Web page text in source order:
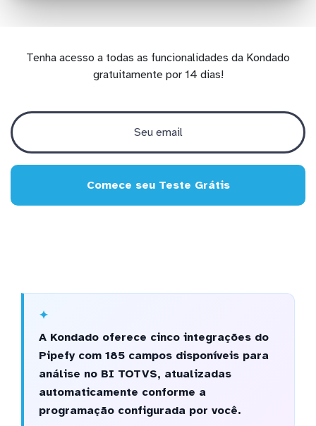
Tenha acesso a todas as funcionalidades da Kondado
gratuitamente por 14 dias!
Comece seu Teste Grátis
A Kondado oferece cinco integrações do
Pipefy com 185 campos disponíveis para
análise no BI TOTVS, atualizadas
automaticamente conforme a
programação configurada por você.